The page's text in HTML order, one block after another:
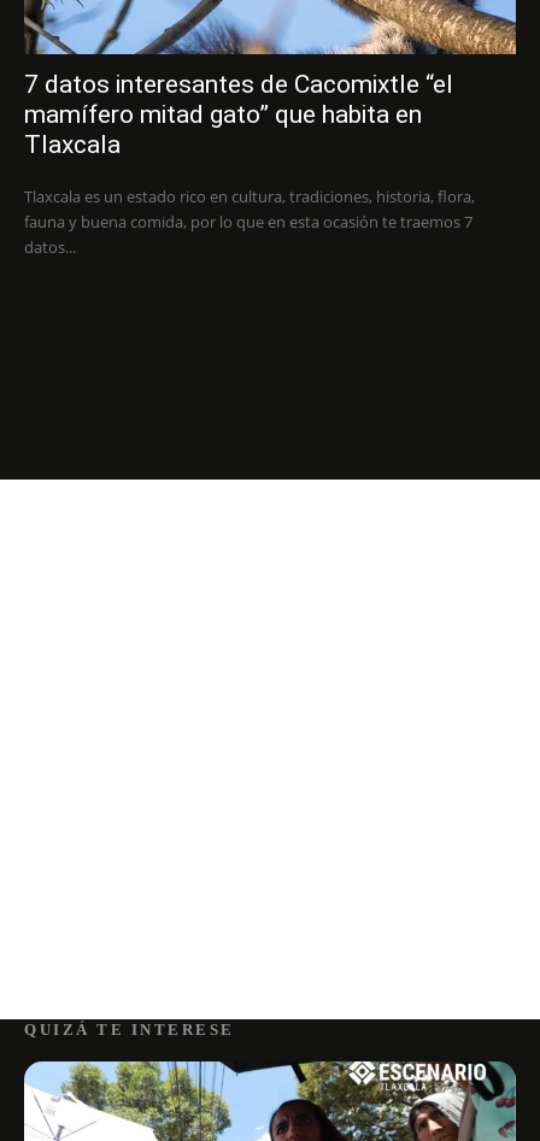
7 datos interesantes de Cacomixtle “el
mamífero mitad gato” que habita en
Tlaxcala
Tlaxcala es un estado rico en cultura, tradiciones, historia, flora,
fauna y buena comida, por lo que en esta ocasión te traemos 7
datos...
QUIZÁ TE INTERESE